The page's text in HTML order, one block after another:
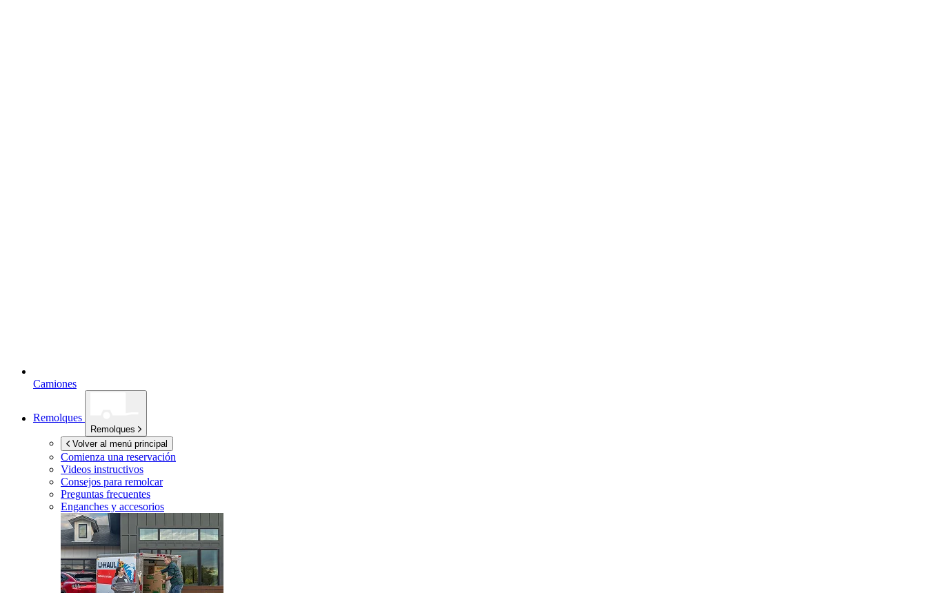
Camiones
Remolques
Remolques
Volver al menú principal
Comienza una reservación
Videos instructivos
Consejos para remolcar
Preguntas frecuentes
Enganches y accesorios